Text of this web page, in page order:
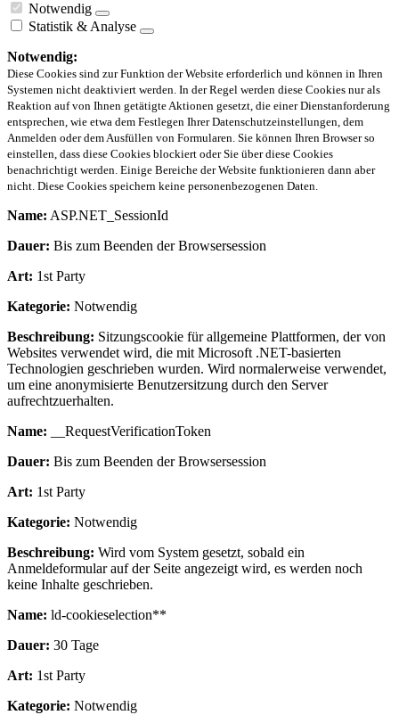
Notwendig
Statistik & Analyse
Notwendig:
Diese Cookies sind zur Funktion der Website erforderlich und können in Ihren
Systemen nicht deaktiviert werden. In der Regel werden diese Cookies nur als
Reaktion auf von Ihnen getätigte Aktionen gesetzt, die einer Dienstanforderung
entsprechen, wie etwa dem Festlegen Ihrer Datenschutzeinstellungen, dem
Anmelden oder dem Ausfüllen von Formularen. Sie können Ihren Browser so
einstellen, dass diese Cookies blockiert oder Sie über diese Cookies
benachrichtigt werden. Einige Bereiche der Website funktionieren dann aber
nicht. Diese Cookies speichern keine personenbezogenen Daten.
Name: ASP.NET_SessionId
Dauer: Bis zum Beenden der Browsersession
Art: 1st Party
Kategorie: Notwendig
Beschreibung: Sitzungscookie für allgemeine Plattformen, der von
Websites verwendet wird, die mit Microsoft .NET-basierten
Technologien geschrieben wurden. Wird normalerweise verwendet,
um eine anonymisierte Benutzersitzung durch den Server
aufrechtzuerhalten.
Name: __RequestVerificationToken
Dauer: Bis zum Beenden der Browsersession
Art: 1st Party
Kategorie: Notwendig
Beschreibung: Wird vom System gesetzt, sobald ein
Anmeldeformular auf der Seite angezeigt wird, es werden noch
keine Inhalte geschrieben.
Name: ld-cookieselection**
Dauer: 30 Tage
Art: 1st Party
Kategorie: Notwendig